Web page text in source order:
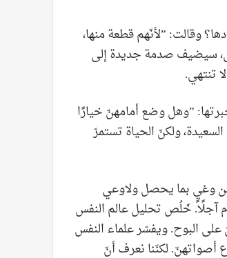
وقالت: ”لأنّهم قطعة منها،
سيضيف صدمة جديدة إلى
تنتهي.
”وهل وضع أمامهنّ خيارًا
ولكنّ الحياة تستمرّ
وعْيٍ بما يحصل ولاوعي
آجلًا. خَلُص تحليل عالم النفس
البوح. ويفسّر علماء النفس
أصواتهنّ. لكنّنا نعرف أنّ